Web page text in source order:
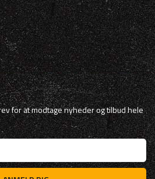
for at modtage nyheder og tilbud hele